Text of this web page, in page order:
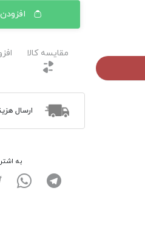
مقایسه کالا
ارسال
به